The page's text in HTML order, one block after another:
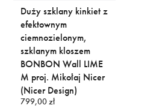
Duży szklany kinkiet z
efektownym
ciemnozielonym,
szklanym kloszem
BONBON Wall LIME
M proj. Mikołaj Nicer
(Nicer Design)
799,00 zł